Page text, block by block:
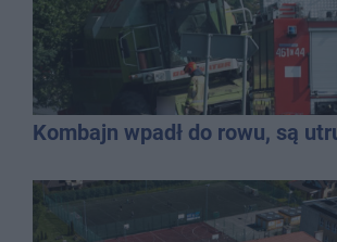
Kombajn wpadł do rowu, są